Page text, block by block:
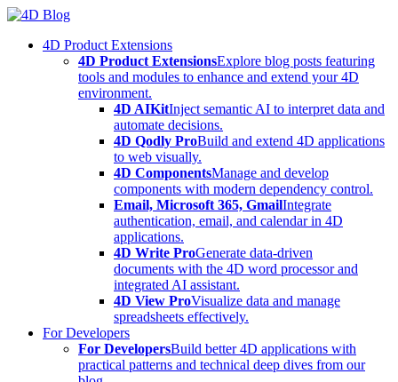
Skip
content4D Product Extensions
4D Product ExtensionsExplore blog posts featuring
tools and modules to enhance and extend your 4D
environment.
4D AIKitInject semantic AI to interpret data and
automate decisions.
4D Qodly ProBuild and extend 4D applications
to web visually.
4D ComponentsManage and develop
components with modern dependency control.
Email, Microsoft 365, GmailIntegrate
authentication, email, and calendar in 4D
applications.
4D Write ProGenerate data-driven
documents with the 4D word processor and
integrated AI assistant.
4D View ProVisualize data and manage
spreadsheets effectively.
For Developers
For DevelopersBuild better 4D applications with
practical patterns and technical deep dives from our